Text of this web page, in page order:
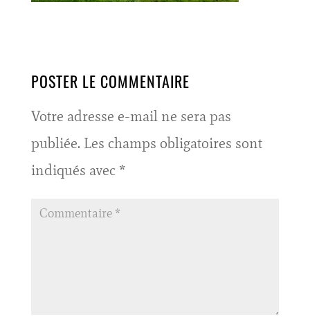
POSTER LE COMMENTAIRE
Votre adresse e-mail ne sera pas
publiée. Les champs obligatoires sont
indiqués avec *